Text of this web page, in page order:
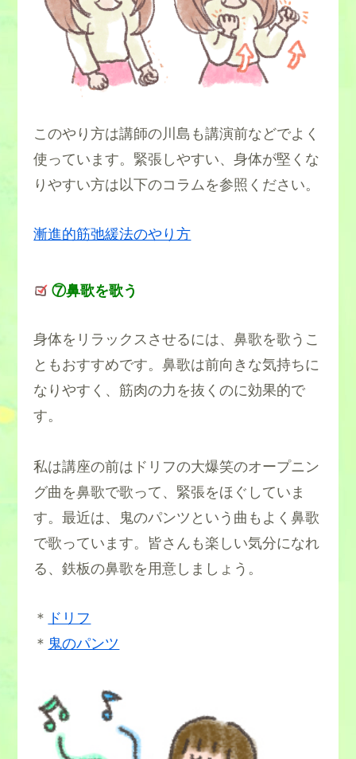
このやり方は講師の川島も講演前などでよく
使っています。緊張しやすい、身体が堅くな
りやすい方は以下のコラムを参照ください。
漸進的筋弛緩法のやり方
⑦鼻歌を歌う
身体をリラックスさせるには、鼻歌を歌うこ
ともおすすめです。鼻歌は前向きな気持ちに
なりやすく、筋肉の力を抜くのに効果的で
す。
私は講座の前はドリフの大爆笑のオープニン
グ曲を鼻歌で歌って、緊張をほぐしていま
す。最近は、鬼のパンツという曲もよく鼻歌
で歌っています。皆さんも楽しい気分になれ
る、鉄板の鼻歌を用意しましょう。
＊ ドリフ
＊ 鬼のパンツ